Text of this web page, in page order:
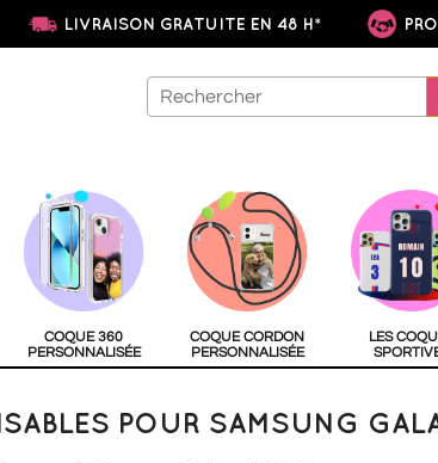
LIVRAISON GRATUITE EN 48 H*
COQUE 360
PERSONNALISÉE
COQUE CORDON
PERSONNALISÉE
LES
POUR SAMSUNG